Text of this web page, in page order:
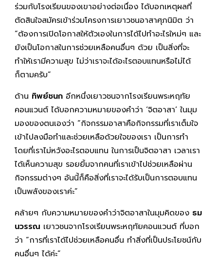
ร่วมกับโรงเรียนของเขาอย่างต่อเนื่อง ได้บอกเหตุผลที่
ตัดสินใจสมัครเข้าร่วมโครงการเยาวชนอาสาศุภนิมิต ว่า
“ต้องการเปิดโอกาสให้ตัวเองในการได้ไปทำอะไรใหม่ๆ และ
ยังเป็นโอกาสในการช่วยเหลือคนอื่นๆ ด้วย เป็นสิ่งที่จะ
ทำให้เรามีความสุข ไม่ว่าเราจะได้อะไรตอบแทนหรือไม่ได้
ก็ตามครับ”
ด้าน ทิพย์ชนก อีกหนึ่งเยาวชนจากโรงเรียนพระหฤทัย
คอนแวนต์ ได้บอกความหมายของคำว่า ‘จิตอาสา’ ในมุม
มองของตนเองว่า “กิจกรรมอาสาคือกิจกรรมที่เราเต็มใจ
เข้าไปลงมือทำและช่วยเหลือด้วยใจของเรา เป็นการทำ
โดยที่เราไม่หวังอะไรตอบแทน ในการเป็นจิตอาสา เวลาเรา
ได้เห็นความสุข รอยยิ้มจากคนที่เราเข้าไปช่วยเหลือผ่าน
กิจกรรมต่างๆ อันนี้ก็คือสิ่งที่เราจะได้รับเป็นการตอบแทน
เป็นพลังของเราค่ะ”
คล้ายๆ กับความหมายของคำว่าจิตอาสาในมุมคิดของ ธม
นวรรณ เยาวชนจากโรงเรียนพระหฤทัยคอนแวนต์ ที่บอก
ว่า “การที่เราได้ไปช่วยเหลือคนอื่น ทำสิ่งที่เป็นประโยชน์กับ
คนอื่นๆ ได้ค่ะ”